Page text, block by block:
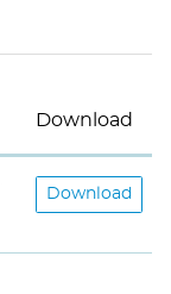
Download
Download